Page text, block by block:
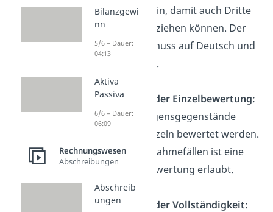
Sprache) sein, damit auch Dritte
sie nachvollziehen können. Der
Abschluss muss auf Deutsch und
in Euro sein.
Grundsatz der Einzelbewertung:
Alle Vermögensgegenstände
müssen einzeln bewertet werden.
Nur in Ausnahmefällen ist eine
Gruppenbewertung erlaubt.
Grundsatz der Vollständigkeit:
Bilanzgewi
nn
5/6 – Dauer:
04:13
Aktiva
Passiva
6/6 – Dauer:
06:09
Rechnungswesen
Abschreibungen
Abschreib
ungen